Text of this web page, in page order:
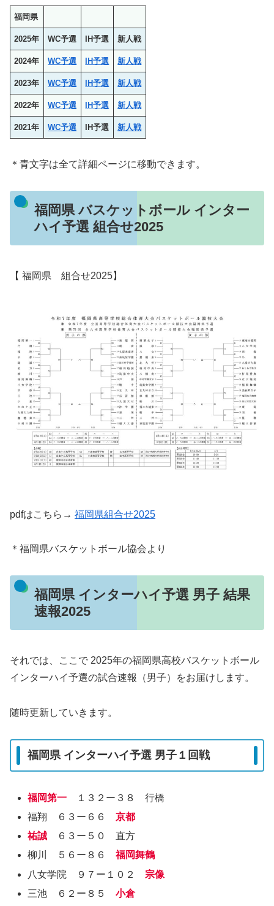
福岡県
2025年 WC予選 IH予選 新人戦
2024年 WC予選 IH予選 新人戦
2023年 WC予選 IH予選 新人戦
2022年 WC予選 IH予選 新人戦
2021年 WC予選 IH予選 新人戦
＊青文字は全て詳細ページに移動できます。
福岡県 バスケットボール インター
ハイ予選 組合せ2025
【 福岡県 組合せ2025】
pdfはこちら→ 福岡県組合せ2025
＊福岡県バスケットボール協会より
福岡県 インターハイ予選 男子 結果
速報2025
それでは、ここで 2025年の福岡県高校バスケットボール
インターハイ予選の試合速報（男子）をお届けします。
随時更新していきます。
福岡県 インターハイ予選 男子１回戦
福岡第一 １３２ー３８ 行橋
福翔 ６３ー６６京都
祐誠 ６３ー５０ 直方
柳川 ５６ー８６福岡舞鶴
八女学院 ９７ー１０２ 宗像
三池 ６２ー８５小倉